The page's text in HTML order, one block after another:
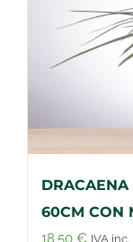
DRACAENA
60CM CON
18,50 € IVA inc.